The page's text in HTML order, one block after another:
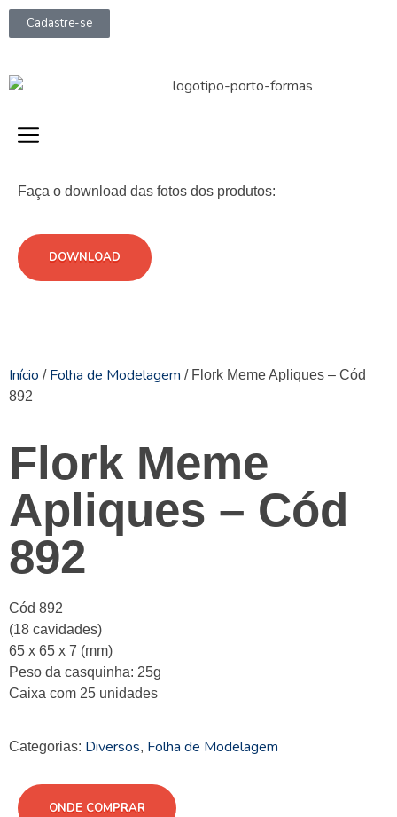
Cadastre-se
Faça o download das fotos dos produtos:
DOWNLOAD
Início / Folha de Modelagem / Flork Meme Apliques – Cód
892
Flork Meme
Apliques – Cód
892
Cód 892
(18 cavidades)
65 x 65 x 7 (mm)
Peso da casquinha: 25g
Caixa com 25 unidades
Categorias: Diversos, Folha de Modelagem
ONDE COMPRAR